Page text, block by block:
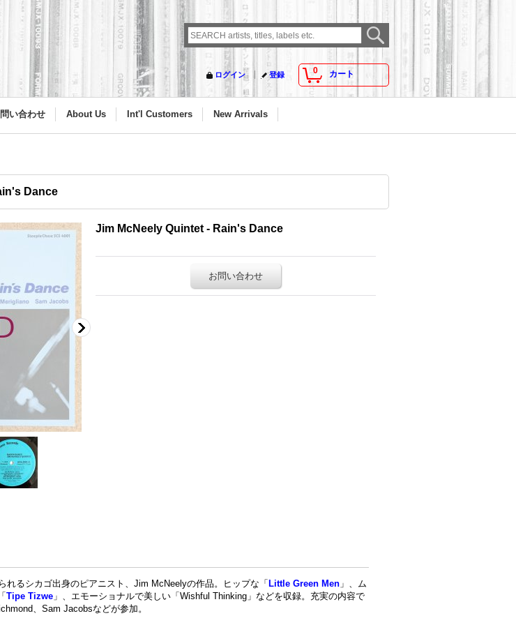
0 カート
ログイン 登録
い合わせ About Us Int'l Customers New Arrivals
Dance
Jim McNeely Quintet - Rain's Dance
お問い合わせ
れるシカゴ出身のピアニスト、Jim McNeelyの作品。ヒップな「 Little Green Men 」、ム
Tipe Tizwe 」、エモーショナルで美しい「Wishful Thinking」などを収録。充実の内容で
、Sam Jacobsなどが参加。